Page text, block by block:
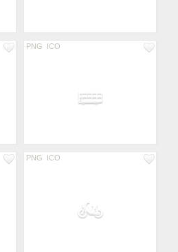
PNG ICO
PNG ICO